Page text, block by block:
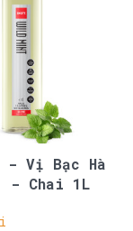
- Vị Bạc Hà
- Chai 1L